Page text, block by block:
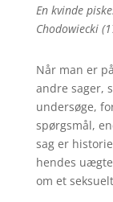
En kvinde
Chodowiecki
Når man er
andre sager,
undersøge,
spørgsmål,
sag er
hendes
om et